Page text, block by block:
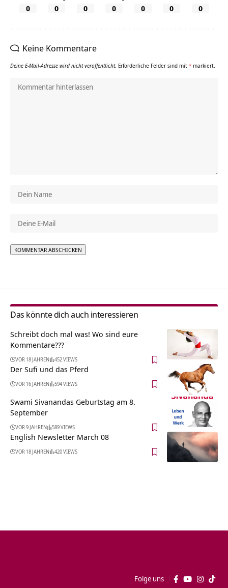
0 0 0 0 0 0 0
Keine Kommentare
Deine E-Mail-Adresse wird nicht veröffentlicht. Erforderliche Felder sind mit * markiert.
Das könnte dich auch interessieren
Schreibt doch mal was! Wo sind eure
Kommentare???
VOR 18 JAHREN 452 VIEWS
Der Sufi und das Pferd
VOR 16 JAHREN 594 VIEWS
Swami Sivanandas Geburtstag am 8.
September
VOR 9 JAHREN 589 VIEWS
English Newsletter March 08
VOR 18 JAHREN 420 VIEWS
Folge uns